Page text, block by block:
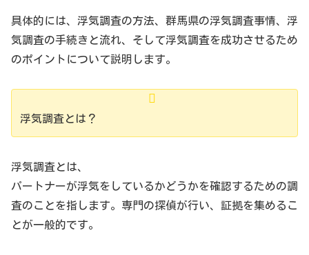
具体的には、浮気調査の方法、群馬県の浮気調査事情、浮
気調査の手続きと流れ、そして浮気調査を成功させるため
のポイントについて説明します。
浮気調査とは？
浮気調査とは、
パートナーが浮気をしているかどうかを確認するための調
査のことを指します。専門の探偵が行い、証拠を集めるこ
とが一般的です。